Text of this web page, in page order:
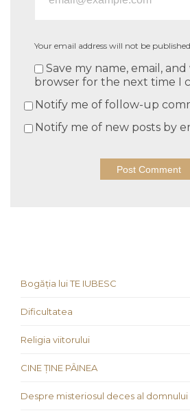
Your email address will not be published.
Save my name, email,
browser for the next time I
Notify me of follow-up
Notify me of new posts by
Bogăția lui TE IUBESC
Dificultatea
Religia viitorului
CINE ȚINE PÂINEA
Despre misteriosul deces al domnului